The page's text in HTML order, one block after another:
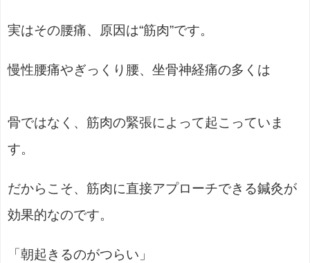
実はその腰痛、原因は“筋肉”です。
慢性腰痛やぎっくり腰、坐骨神経痛の多くは
骨ではなく、筋肉の緊張によって起こっていま
す。
だからこそ、筋肉に直接アプローチできる鍼灸が
効果的なのです。
「朝起きるのがつらい」